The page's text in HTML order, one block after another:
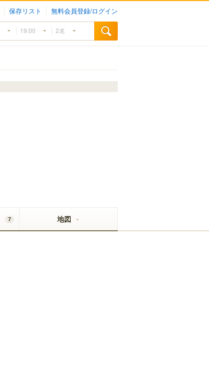
保存リスト 無料会員登録/ログイン
7 地図